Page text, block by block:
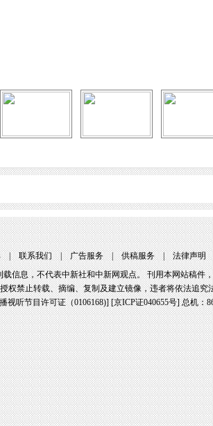
|联系我们|广告服务|供稿服务|法律声明
载信息，不代表中新社和中新网观点。 刊用本网站稿件
权禁止转载、摘编、复制及建立镜像，违者将依法追究
视听节目许可证（0106168)] [京ICP证040655号] 总机：